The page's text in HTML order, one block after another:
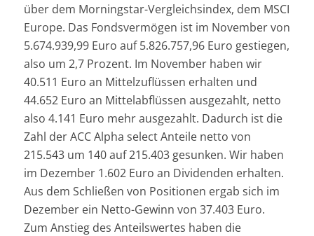
über dem Morningstar-Vergleichsindex, dem MSCI
Europe. Das Fondsvermögen ist im November von
5.674.939,99 Euro auf 5.826.757,96 Euro gestiegen,
also um 2,7 Prozent. Im November haben wir
40.511 Euro an Mittelzuflüssen erhalten und
44.652 Euro an Mittelabflüssen ausgezahlt, netto
also 4.141 Euro mehr ausgezahlt. Dadurch ist die
Zahl der ACC Alpha select Anteile netto von
215.543 um 140 auf 215.403 gesunken. Wir haben
im Dezember 1.602 Euro an Dividenden erhalten.
Aus dem Schließen von Positionen ergab sich im
Dezember ein Netto-Gewinn von 37.403 Euro.
Zum Anstieg des Anteilswertes haben die